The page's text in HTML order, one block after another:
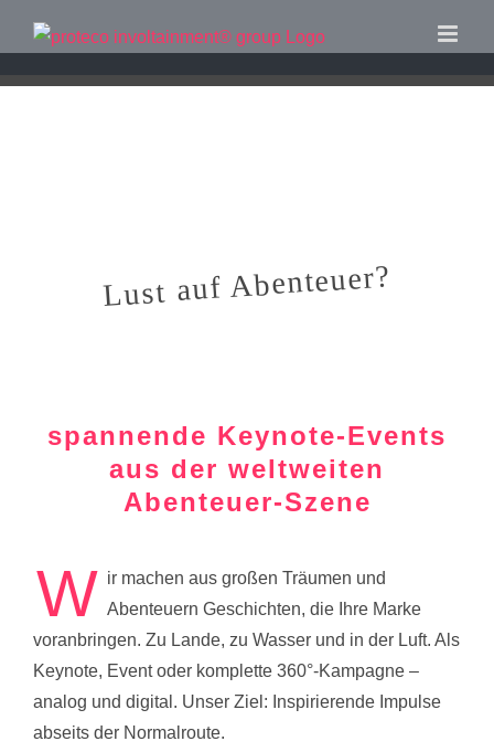
Inhalt
springen
Lust auf Abenteuer?
spannende Keynote-Events
aus der weltweiten
Abenteuer-Szene
W ir machen aus großen Träumen und
Abenteuern Geschichten, die Ihre Marke
voranbringen. Zu Lande, zu Wasser und in der Luft. Als
Keynote, Event oder komplette 360°-Kampagne –
analog und digital. Unser Ziel: Inspirierende Impulse
abseits der Normalroute.